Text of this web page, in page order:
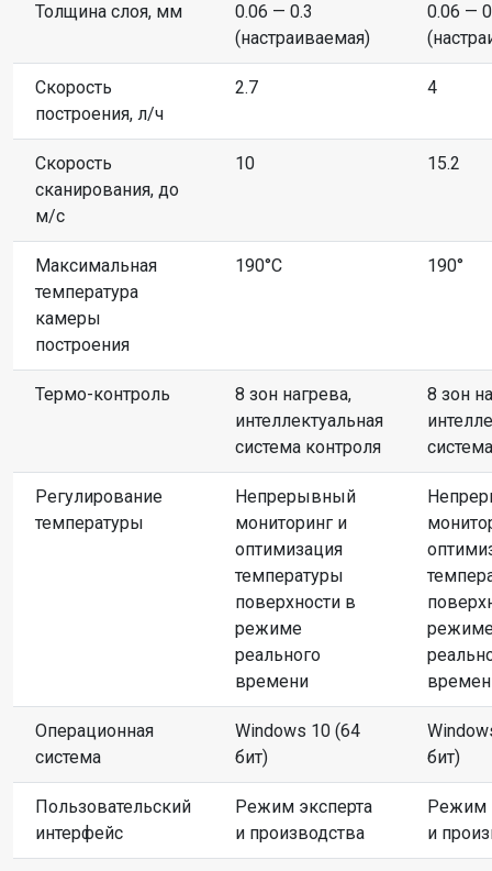
Толщина слоя, мм
0.06 — 0.3
(настраиваемая)
0.06 —
Скорость
построения, л/ч
2.7 4
Скорость
сканирования, до
м/с
10 15.2
Максимальная
температура
камеры
построения
190°С 190°
Термо-контроль
8 зон нагрева,
интеллектуальная
система контроля
8 зон
Регулирование
температуры
Непрерывный
мониторинг и
оптимизация
температуры
поверхности в
режиме
реального
времени
Операционная
система
Windows 10 (64
бит)
бит)
Пользовательский
интерфейс
Режим эксперта
и производства
Режим
и